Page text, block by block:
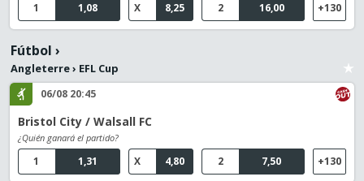
1,08
1 8,25
X 16,00
2 +130
Fútbol ›
Angleterre› EFL Cup
06/08 20:45
Bristol City / Walsall FC
¿Quién ganará el partido?
1,31
1 4,80
X 7,50
2 +130